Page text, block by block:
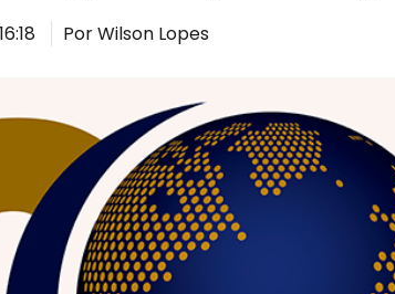
Por Wilson Lopes